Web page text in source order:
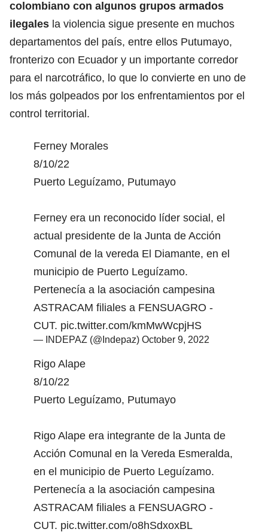
colombiano con algunos grupos armados
ilegales la violencia sigue presente en muchos
departamentos del país, entre ellos Putumayo,
fronterizo con Ecuador y un importante corredor
para el narcotráfico, lo que lo convierte en uno de
los más golpeados por los enfrentamientos por el
control territorial.
Ferney Morales
8/10/22
Puerto Leguízamo, Putumayo
Ferney era un reconocido líder social, el
actual presidente de la Junta de Acción
Comunal de la vereda El Diamante, en el
municipio de Puerto Leguízamo.
Pertenecía a la asociación campesina
ASTRACAM filiales a FENSUAGRO -
CUT. pic.twitter.com/kmMwWcpjHS
— INDEPAZ (@Indepaz) October 9, 2022
Rigo Alape
8/10/22
Puerto Leguízamo, Putumayo
Rigo Alape era integrante de la Junta de
Acción Comunal en la Vereda Esmeralda,
en el municipio de Puerto Leguízamo.
Pertenecía a la asociación campesina
ASTRACAM filiales a FENSUAGRO -
CUT. pic.twitter.com/o8hSdxoxBL